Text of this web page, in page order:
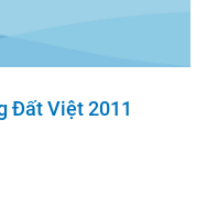
Đất Việt 2011